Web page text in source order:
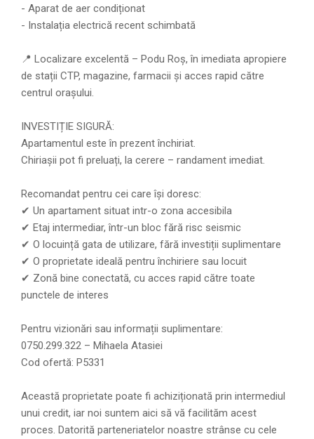
- Aparat de aer condiționat
- Instalația electrică recent schimbată
📍 Localizare excelentă – Podu Roș, în imediata apropiere
de stații CTP, magazine, farmacii și acces rapid către
centrul orașului.
INVESTIȚIE SIGURĂ:
Apartamentul este în prezent închiriat.
Chiriașii pot fi preluați, la cerere – randament imediat.
Recomandat pentru cei care își doresc:
✔ Un apartament situat intr-o zona accesibila
✔ Etaj intermediar, într-un bloc fără risc seismic
✔ O locuință gata de utilizare, fără investiții suplimentare
✔ O proprietate ideală pentru închiriere sau locuit
✔ Zonă bine conectată, cu acces rapid către toate
punctele de interes
Pentru vizionări sau informații suplimentare:
0750.299.322 – Mihaela Atasiei
Cod ofertă: P5331
Această proprietate poate fi achiziționată prin intermediul
unui credit, iar noi suntem aici să vă facilităm acest
proces. Datorită parteneriatelor noastre strânse cu cele